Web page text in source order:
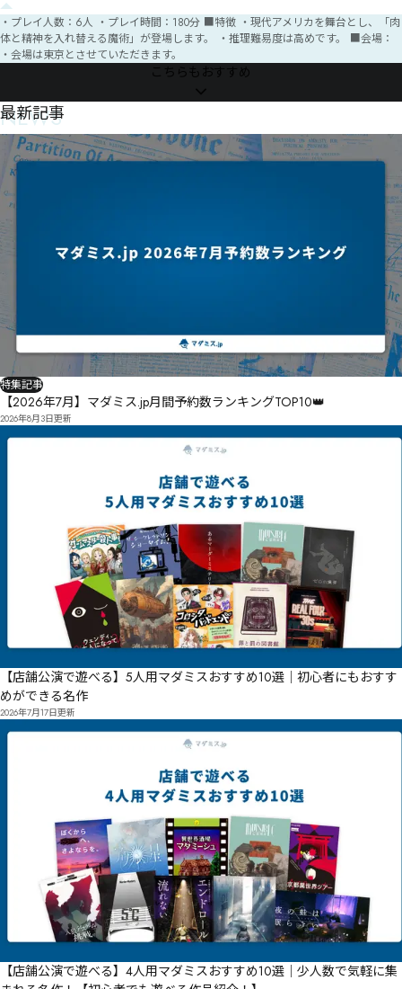
他作品として「沈黙のホットライン」「時計回りに殺意はめぐ
る」があります。
東京圏およびオンラインで自作シナリオのGMを承ります。
・プレイ人数：6人 ・プレイ時間：180分 ■特徴 ・現代アメリカを舞台とし、「肉
体と精神を入れ替える魔術」が登場します。 ・推理難易度は高めです。 ■会場：
・会場は東京とさせていただきます。
こちらもおすすめ
NEWS
最新記事
特集記事
【2026年7月】マダミス.jp月間予約数ランキングTOP10👑
2026年8月3日更新
【店舗公演で遊べる】5人用マダミスおすすめ10選｜初心者にもおすす
めができる名作
2026年7月17日更新
【店舗公演で遊べる】4人用マダミスおすすめ10選｜少人数で気軽に集